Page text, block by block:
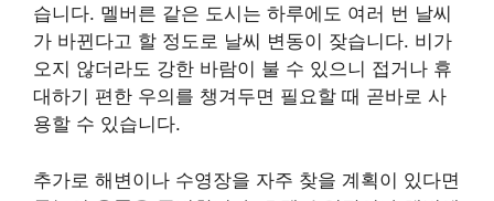
습니다. 멜버른 같은 도시는 하루에도 여러 번 날씨
가 바뀐다고 할 정도로 날씨 변동이 잦습니다. 비가
오지 않더라도 강한 바람이 불 수 있으니 접거나 휴
대하기 편한 우의를 챙겨두면 필요할 때 곧바로 사
용할 수 있습니다.
추가로 해변이나 수영장을 자주 찾을 계획이 있다면